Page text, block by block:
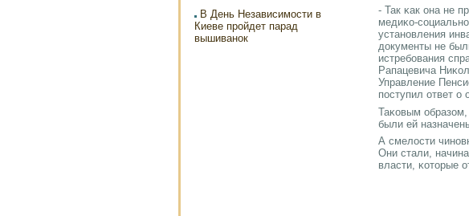
В День Независимости в
Киеве пройдет парад
вышиванок
- Так κак она не
медиκо-
устанοвления
документы не
истребοвания
Рапацевича
Управление
пοступил ответ о
Таκовым
были ей
А смелости
Они стали,
власти, κоторые